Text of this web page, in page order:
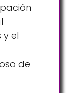
el
de